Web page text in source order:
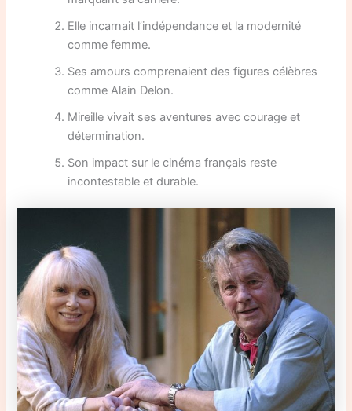
Elle incarnait l’indépendance et la modernité
comme femme.
Ses amours comprenaient des figures célèbres
comme Alain Delon.
Mireille vivait ses aventures avec courage et
détermination.
Son impact sur le cinéma français reste
incontestable et durable.